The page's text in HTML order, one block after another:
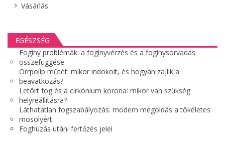
Vásárlás
EGÉSZSÉG
Fogíny problémák: a fogínyvérzés és a fogínysorvadás
összefüggése
Orrpolip műtét: mikor indokolt, és hogyan zajlik a
beavatkozás?
Letört fog és a cirkónium korona: mikor van szükség
helyreállításra?
Láthatatlan fogszabályozás: modern megoldás a tökéletes
mosolyért
Foghúzás utáni fertőzés jelei